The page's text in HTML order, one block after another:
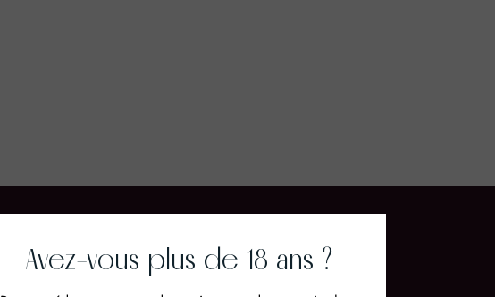
Avez-vous plus de 18 ans ?